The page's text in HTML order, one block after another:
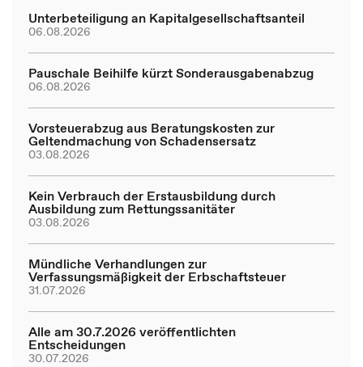
Unterbeteiligung an Kapitalgesellschaftsanteil
06.08.2026
Pauschale Beihilfe kürzt Sonderausgabenabzug
06.08.2026
Vorsteuerabzug aus Beratungskosten zur
Geltendmachung von Schadensersatz
03.08.2026
Kein Verbrauch der Erstausbildung durch
Ausbildung zum Rettungssanitäter
03.08.2026
Mündliche Verhandlungen zur
Verfassungsmäßigkeit der Erbschaftsteuer
31.07.2026
Alle am 30.7.2026 veröffentlichten
Entscheidungen
30.07.2026